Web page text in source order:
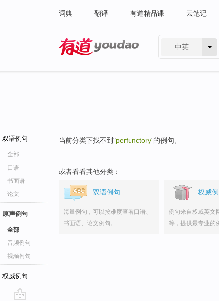
词典 翻译 有道精品课 云笔记
中英
双语例句
全部
口语
书面语
论文
原声例句
全部
音频例句
视频例句
权威例句
当前分类下找不到"perfunctory"的例句。
或者看看其他分类：
双语例句
海量例句，可以按难度查看口语、
书面语、论文例句。
权威
例句来自权威英文
等，提供最专业的